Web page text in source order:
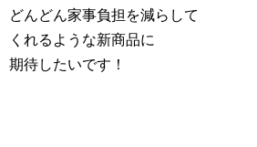
どんどん家事負担を減らして
くれるような新商品に
期待したいです！